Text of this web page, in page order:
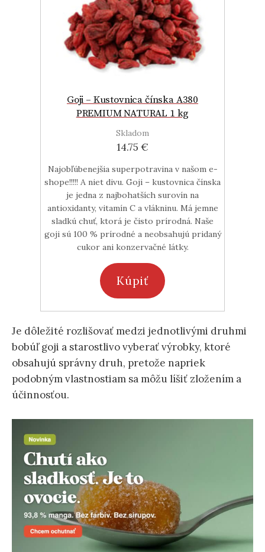
Goji – Kustovnica čínska A380
PREMIUM NATURAL 1 kg
Skladom
14.75 €
Najobľúbenejšia superpotravina v našom e-
shope!!!!! A niet divu. Goji – kustovnica čínska
je jedna z najbohatších surovín na
antioxidanty, vitamín C a vlákninu. Má jemne
sladkú chuť, ktorá je čisto prírodná. Naše
goji sú 100 % prírodné a neobsahujú pridaný
cukor ani konzervačné látky.
Kúpiť
Je dôležité rozlišovať medzi jednotlivými druhmi
bobúľ goji a starostlivo vyberať výrobky, ktoré
obsahujú správny druh, pretože napriek
podobným vlastnostiam sa môžu líšiť zložením a
účinnosťou.